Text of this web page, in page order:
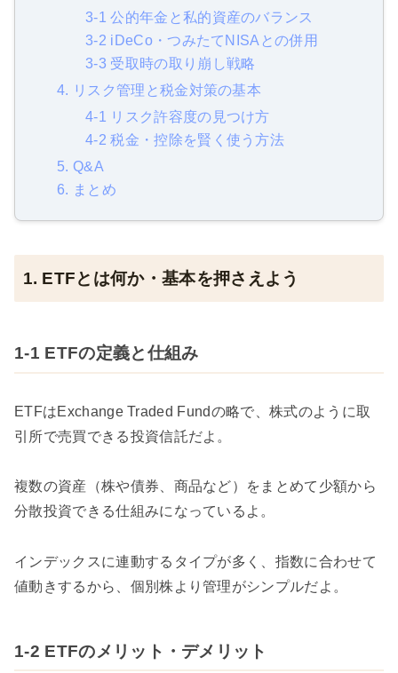
3-1 公的年金と私的資産のバランス
3-2 iDeCo・つみたてNISAとの併用
3-3 受取時の取り崩し戦略
4. リスク管理と税金対策の基本
4-1 リスク許容度の見つけ方
4-2 税金・控除を賢く使う方法
5. Q&A
6. まとめ
1. ETFとは何か・基本を押さえよう
1-1 ETFの定義と仕組み
ETFはExchange Traded Fundの略で、株式のように取
引所で売買できる投資信託だよ。
複数の資産（株や債券、商品など）をまとめて少額から
分散投資できる仕組みになっているよ。
インデックスに連動するタイプが多く、指数に合わせて
値動きするから、個別株より管理がシンプルだよ。
1-2 ETFのメリット・デメリット